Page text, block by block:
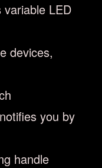
LED
devices,
you by
handle